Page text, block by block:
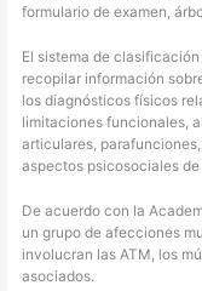
formulario de examen,
El sistema de
recopilar información
los diagnósticos físicos
limitaciones funcionales,
articulares,
aspectos psicosociales de
De acuerdo con la
un grupo de afecciones
involucran las ATM, los
asociados.